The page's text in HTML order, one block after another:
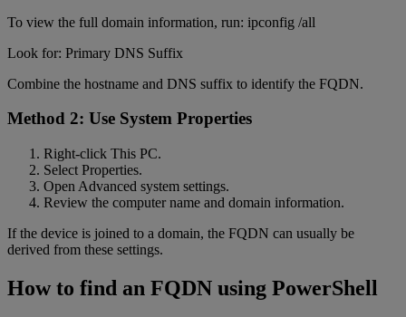
To view the full domain information, run: ipconfig /all
Look for: Primary DNS Suffix
Combine the hostname and DNS suffix to identify the FQDN.
Method 2: Use System Properties
Right-click This PC.
Select Properties.
Open Advanced system settings.
Review the computer name and domain information.
If the device is joined to a domain, the FQDN can usually be
derived from these settings.
How to find an FQDN using PowerShell